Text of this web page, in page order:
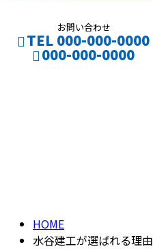
お問い合わせ
TEL 000-000-0000
000-000-0000
HOME
水谷建工が選ばれる理由